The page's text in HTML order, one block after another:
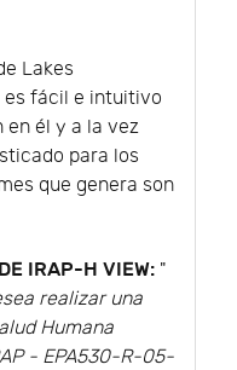
Lakes
es fácil e intuitivo
en él y a la vez
para los
que genera son
IRAP-H VIEW: "
realizar una
Humana
- EPA530-R-05-